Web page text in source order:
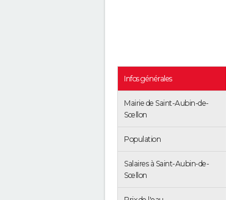
Infos générales
Mairie de Saint-Aubin-de-
Scellon
Population
Salaires à Saint-Aubin-de-
Scellon